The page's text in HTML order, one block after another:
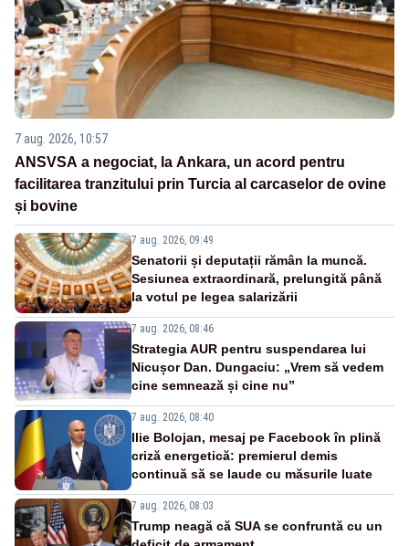
7 aug. 2026, 10:57
ANSVSA a negociat, la Ankara, un acord pentru
facilitarea tranzitului prin Turcia al carcaselor de ovine
și bovine
7 aug. 2026, 09:49
Senatorii și deputații rămân la muncă.
Sesiunea extraordinară, prelungită până
la votul pe legea salarizării
7 aug. 2026, 08:46
Strategia AUR pentru suspendarea lui
Nicușor Dan. Dungaciu: „Vrem să vedem
cine semnează și cine nu”
7 aug. 2026, 08:40
Ilie Bolojan, mesaj pe Facebook în plină
criză energetică: premierul demis
continuă să se laude cu măsurile luate
7 aug. 2026, 08:03
Trump neagă că SUA se confruntă cu un